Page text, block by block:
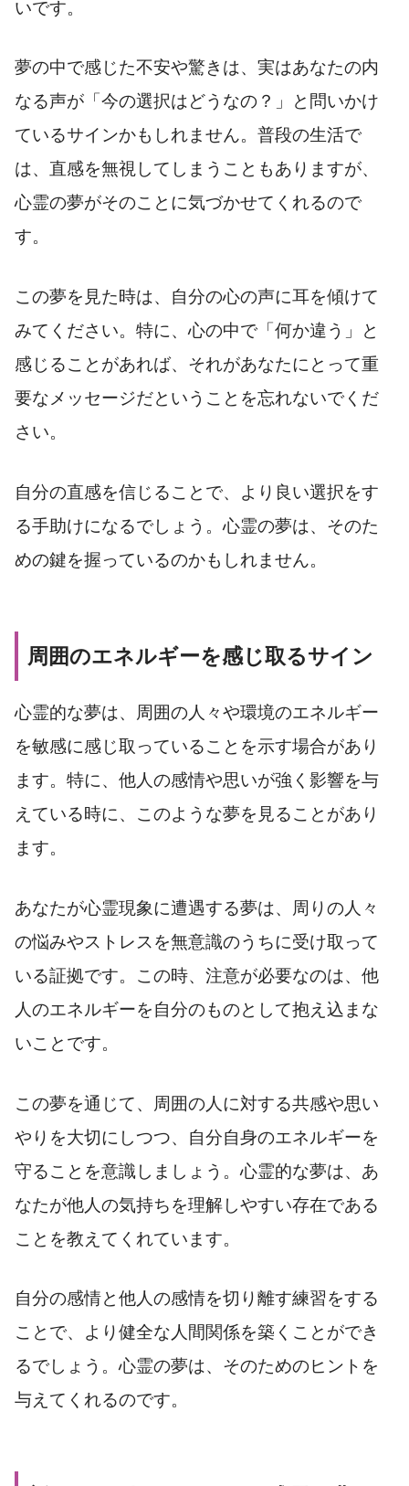
いです。
夢の中で感じた不安や驚きは、実はあなたの内
なる声が「今の選択はどうなの？」と問いかけ
ているサインかもしれません。普段の生活で
は、直感を無視してしまうこともありますが、
心霊の夢がそのことに気づかせてくれるので
す。
この夢を見た時は、自分の心の声に耳を傾けて
みてください。特に、心の中で「何か違う」と
感じることがあれば、それがあなたにとって重
要なメッセージだということを忘れないでくだ
さい。
自分の直感を信じることで、より良い選択をす
る手助けになるでしょう。心霊の夢は、そのた
めの鍵を握っているのかもしれません。
周囲のエネルギーを感じ取るサイン
心霊的な夢は、周囲の人々や環境のエネルギー
を敏感に感じ取っていることを示す場合があり
ます。特に、他人の感情や思いが強く影響を与
えている時に、このような夢を見ることがあり
ます。
あなたが心霊現象に遭遇する夢は、周りの人々
の悩みやストレスを無意識のうちに受け取って
いる証拠です。この時、注意が必要なのは、他
人のエネルギーを自分のものとして抱え込まな
いことです。
この夢を通じて、周囲の人に対する共感や思い
やりを大切にしつつ、自分自身のエネルギーを
守ることを意識しましょう。心霊的な夢は、あ
なたが他人の気持ちを理解しやすい存在である
ことを教えてくれています。
自分の感情と他人の感情を切り離す練習をする
ことで、より健全な人間関係を築くことができ
るでしょう。心霊の夢は、そのためのヒントを
与えてくれるのです。